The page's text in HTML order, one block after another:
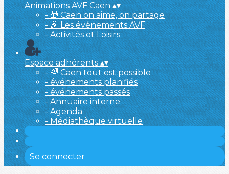
Animations AVF Caen▴▾
- 🎁 Caen on aime, on partage
- 🎉 Les événements AVF
- Activités et Loisirs
Espace adhérents▴▾
- 🌈 Caen tout est possible
- événements planifiés
- événements passés
- Annuaire interne
- Agenda
- Médiathèque virtuelle
Se connecter